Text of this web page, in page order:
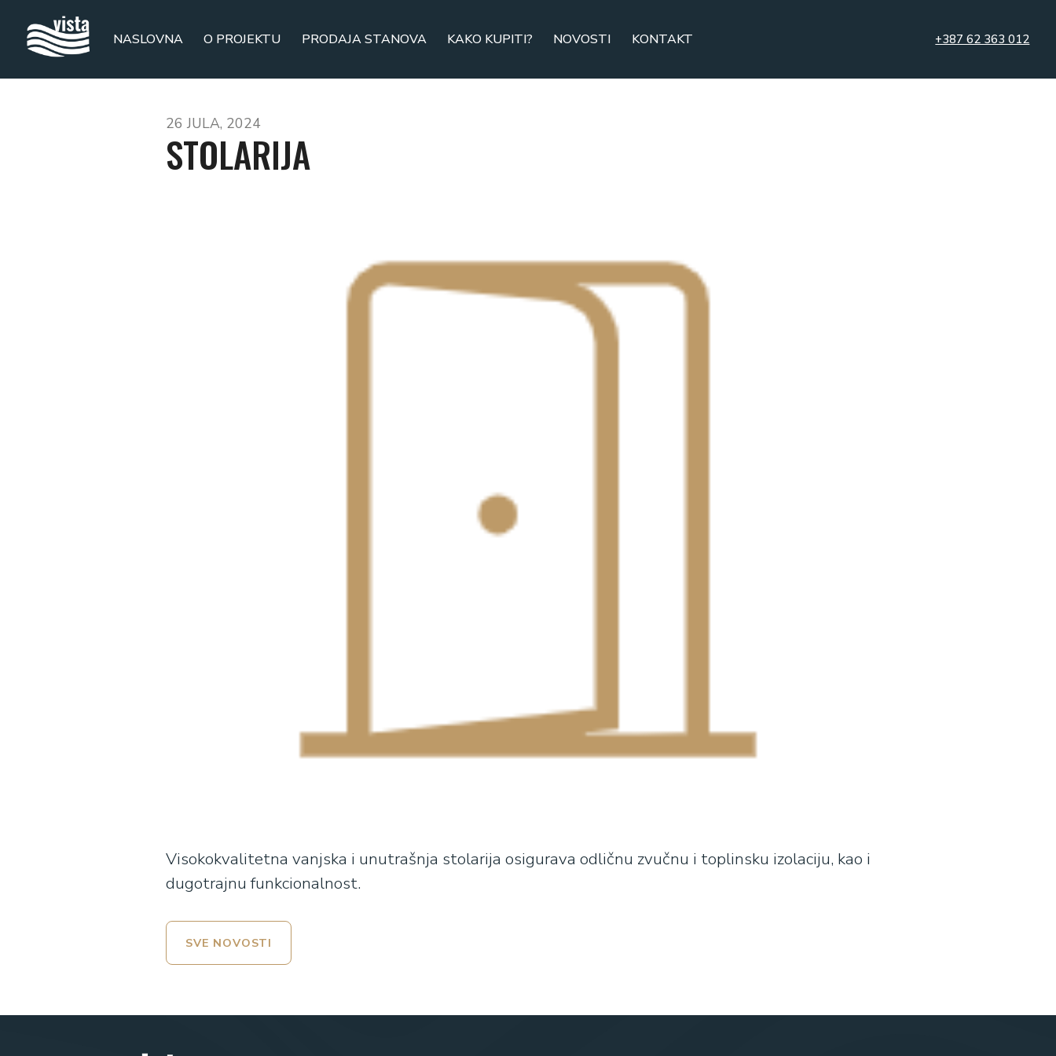
NASLOVNA O PROJEKTU PRODAJA STANOVA KAKO KUPITI? NOVOSTI KONTAKT +387 62 363 012
26 JULA, 2024
STOLARIJA
Visokokvalitetna vanjska i unutrašnja stolarija osigurava odličnu zvučnu i toplinsku izolaciju, kao i
dugotrajnu funkcionalnost.
SVE NOVOSTI